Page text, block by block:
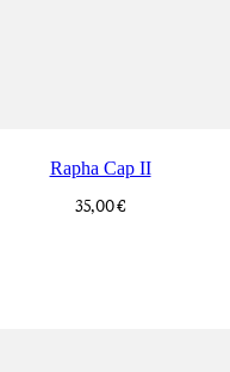
Rapha Cap II
35,00 €